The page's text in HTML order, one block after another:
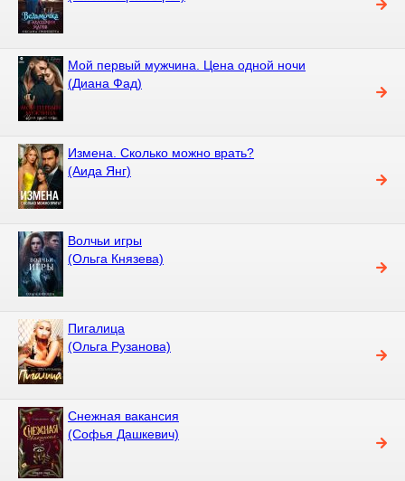
Мой первый мужчина. Цена одной ночи
(Диана Фад)
Измена. Сколько можно врать?
(Аида Янг)
Волчьи игры
(Ольга Князева)
Пигалица
(Ольга Рузанова)
Снежная вакансия
(Софья Дашкевич)